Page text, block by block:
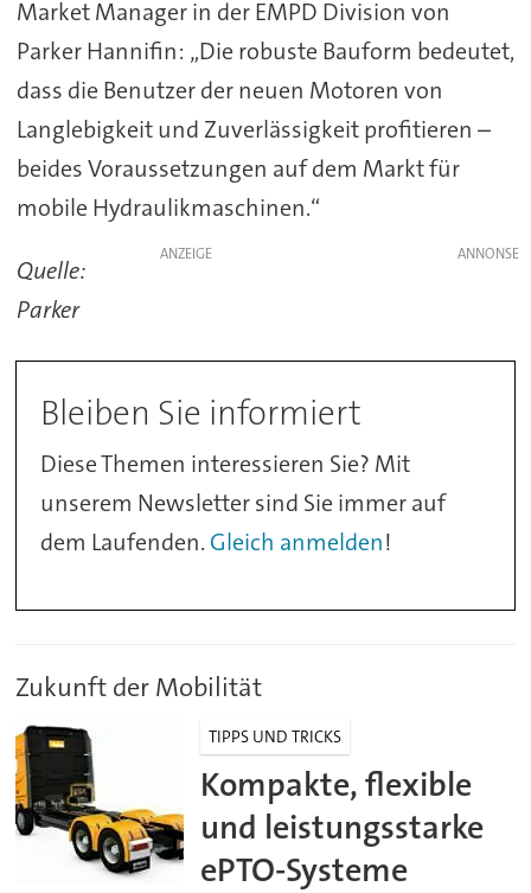
Market Manager in der EMPD Division von
Parker Hannifin: „Die robuste Bauform bedeutet,
dass die Benutzer der neuen Motoren von
Langlebigkeit und Zuverlässigkeit profitieren –
beides Voraussetzungen auf dem Markt für
mobile Hydraulikmaschinen.“
ANZEIGE
Quelle:
Parker
Bleiben Sie informiert
Diese Themen interessieren Sie? Mit
unserem Newsletter sind Sie immer auf
dem Laufenden. Gleich anmelden!
Zukunft der Mobilität
TIPPS UND TRICKS
Kompakte, flexible
und leistungsstarke
ePTO-Systeme